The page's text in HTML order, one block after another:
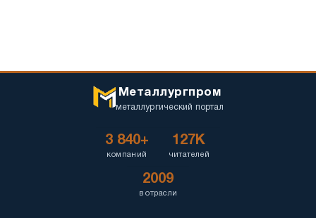
Металлургпром
металлургический портал
3 840+
компаний
127K
читателей
2009
в отрасли